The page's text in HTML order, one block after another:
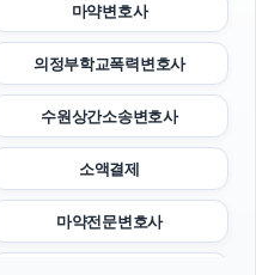
마약변호사
의정부학교폭력변호사
수원상간소송변호사
소액결제
마약전문변호사